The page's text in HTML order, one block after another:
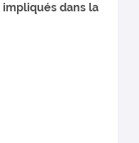
dans la